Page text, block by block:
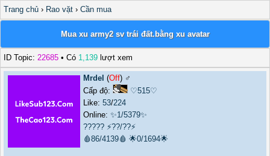
Trang chủ › Rao vặt › Cần mua
Mua xu army2 sv trái đất.bằng xu avatar
ID Topic: 22685 • Có 1,139 lượt xem
Mrdel (Off) ♂️
Cấp độ:
♡515♡
Like: 53/224
Online: ✨1/5379✨
????? ⚡??/??⚡
🩸86/4139🩸 🌟0/1694🌟